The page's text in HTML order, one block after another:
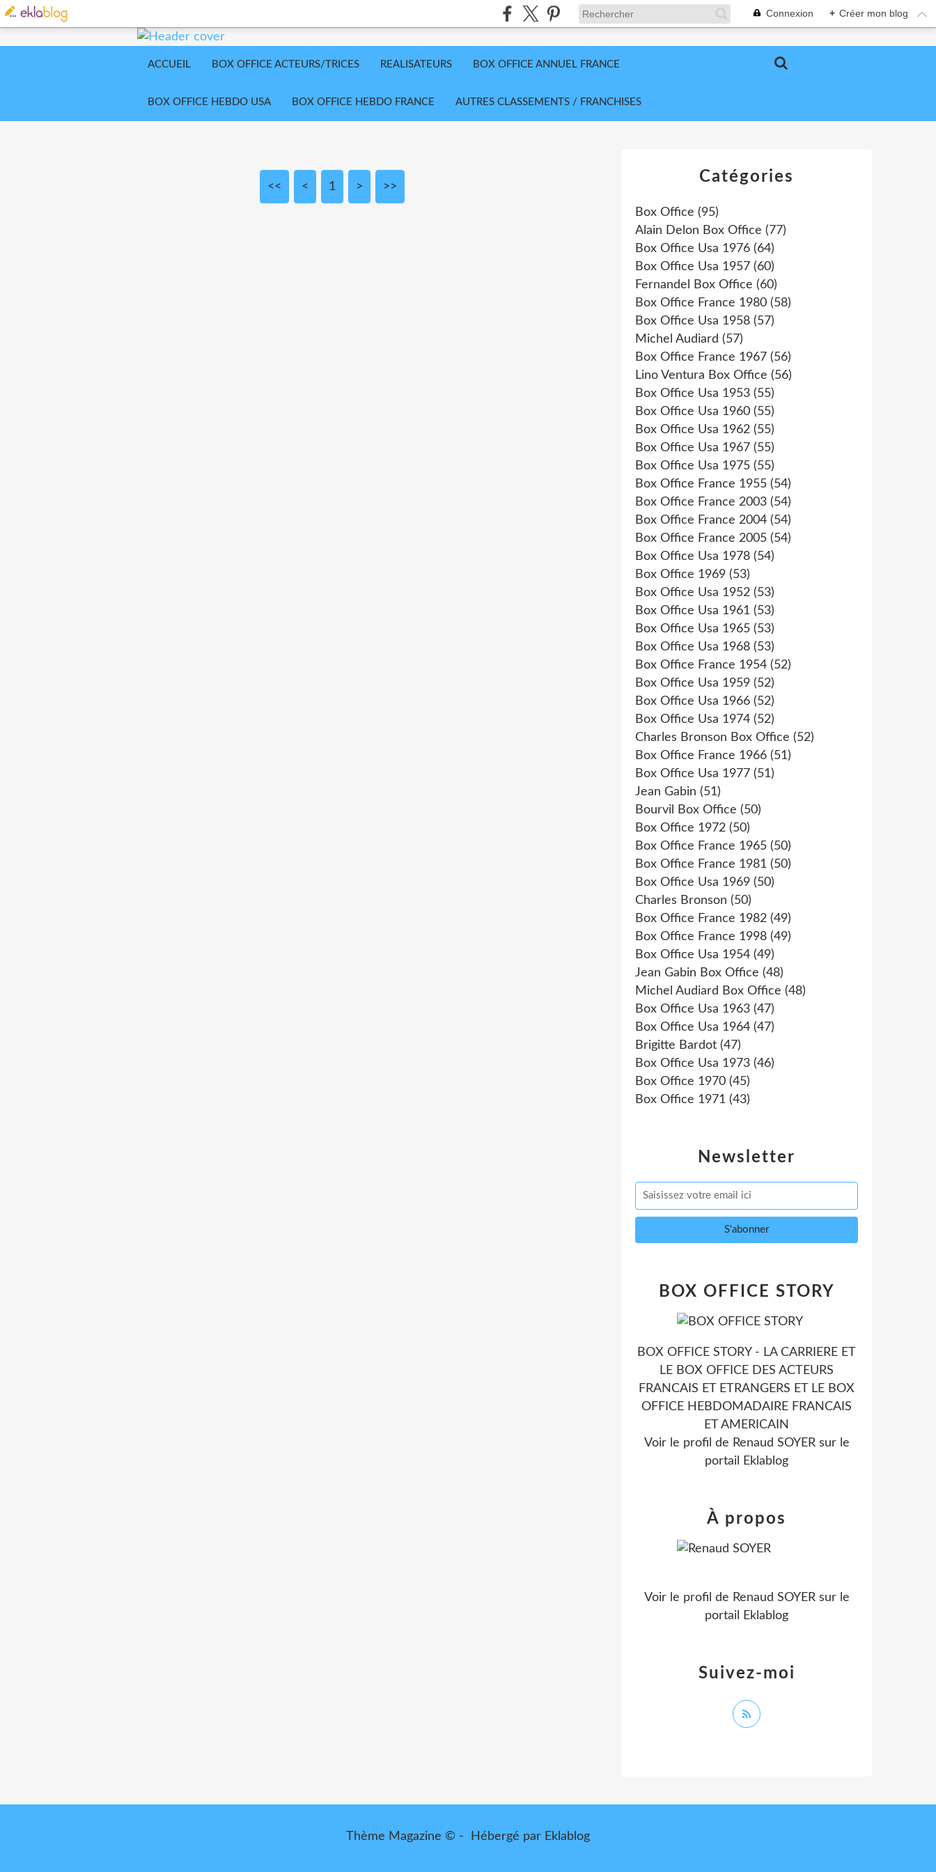
Connexion + Créer mon blog
ACCUEIL BOX OFFICE ACTEURS/TRICES REALISATEURS BOX OFFICE ANNUEL FRANCE
BOX OFFICE HEBDO USA BOX OFFICE HEBDO FRANCE AUTRES CLASSEMENTS / FRANCHISES
<< < 1 > >>
Newsletter
Catégories
Box Office (95)
Alain Delon Box Office (77)
Box Office Usa 1976 (64)
Box Office Usa 1957 (60)
Fernandel Box Office (60)
Box Office France 1980 (58)
Box Office Usa 1958 (57)
Michel Audiard (57)
Box Office France 1967 (56)
Lino Ventura Box Office (56)
Box Office Usa 1953 (55)
Box Office Usa 1960 (55)
Box Office Usa 1962 (55)
Box Office Usa 1967 (55)
Box Office Usa 1975 (55)
Box Office France 1955 (54)
Box Office France 2003 (54)
Box Office France 2004 (54)
Box Office France 2005 (54)
Box Office Usa 1978 (54)
Box Office 1969 (53)
Box Office Usa 1952 (53)
Box Office Usa 1961 (53)
Box Office Usa 1965 (53)
Box Office Usa 1968 (53)
Box Office France 1954 (52)
Box Office Usa 1959 (52)
Box Office Usa 1966 (52)
Box Office Usa 1974 (52)
Charles Bronson Box Office (52)
Box Office France 1966 (51)
Box Office Usa 1977 (51)
Jean Gabin (51)
Bourvil Box Office (50)
Box Office 1972 (50)
Box Office France 1965 (50)
Box Office France 1981 (50)
Box Office Usa 1969 (50)
Charles Bronson (50)
Box Office France 1982 (49)
Box Office France 1998 (49)
Box Office Usa 1954 (49)
Jean Gabin Box Office (48)
Michel Audiard Box Office (48)
Box Office Usa 1963 (47)
Box Office Usa 1964 (47)
Brigitte Bardot (47)
Box Office Usa 1973 (46)
Box Office 1970 (45)
Box Office 1971 (43)
BOX OFFICE STORY
BOX OFFICE STORY - LA CARRIERE ET
LE BOX OFFICE DES ACTEURS
FRANCAIS ET ETRANGERS ET LE BOX
OFFICE HEBDOMADAIRE FRANCAIS
ET AMERICAIN
Voir le profil de Renaud SOYERsur le
portail Eklablog
Suivez-moi
À propos
Voir le profil de Renaud SOYERsur le
portail Eklablog
Thème Magazine © - Hébergé par Eklablog